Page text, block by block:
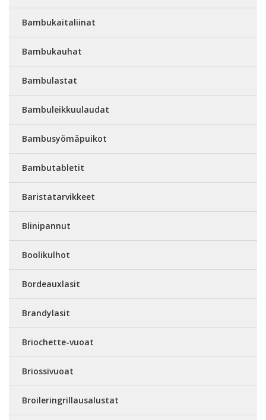
Bambukaitaliinat
Bambukauhat
Bambulastat
Bambuleikkuulaudat
Bambusyömäpuikot
Bambutabletit
Baristatarvikkeet
Blinipannut
Boolikulhot
Bordeauxlasit
Brandylasit
Briochette-vuoat
Briossivuoat
Broileringrillausalustat